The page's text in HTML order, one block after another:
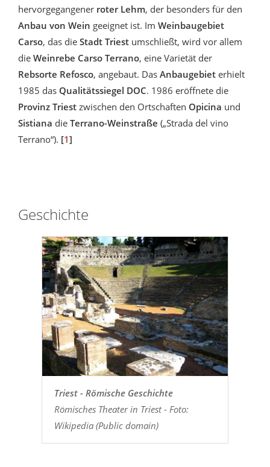
hervorgegangener roter Lehm, der besonders für den
Anbau von Wein geeignet ist. Im Weinbaugebiet
Carso, das die Stadt Triest umschließt, wird vor allem
die Weinrebe Carso Terrano, eine Varietät der
Rebsorte Refosco, angebaut. Das Anbaugebiet erhielt
1985 das Qualitätssiegel DOC. 1986 eröffnete die
Provinz Triest zwischen den Ortschaften Opicina und
Sistiana die Terrano-Weinstraße („Strada del vino
Terrano“). [1]
Geschichte
Triest - Römische Geschichte
Römisches Theater in Triest - Foto:
Wikipedia (Public domain)